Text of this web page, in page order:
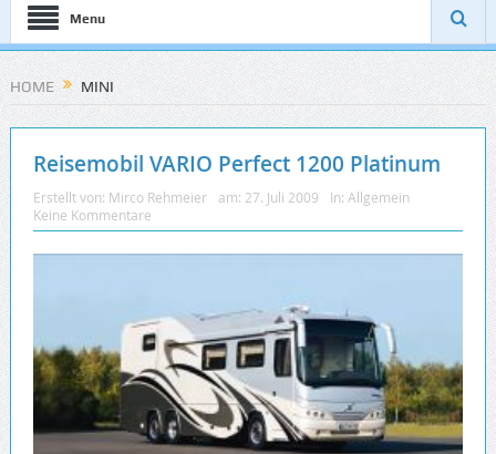
Menu
HOME MINI
Reisemobil VARIO Perfect 1200 Platinum
Erstellt von: Mirco Rehmeier am: 27. Juli 2009 In: Allgemein
Keine Kommentare